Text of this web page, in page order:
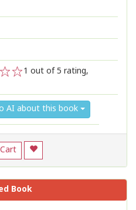
1 out of 5 rating,
AI about this book
Book